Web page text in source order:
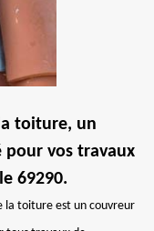
toiture, un
pour vos travaux
69290.
la toiture est un couvreur